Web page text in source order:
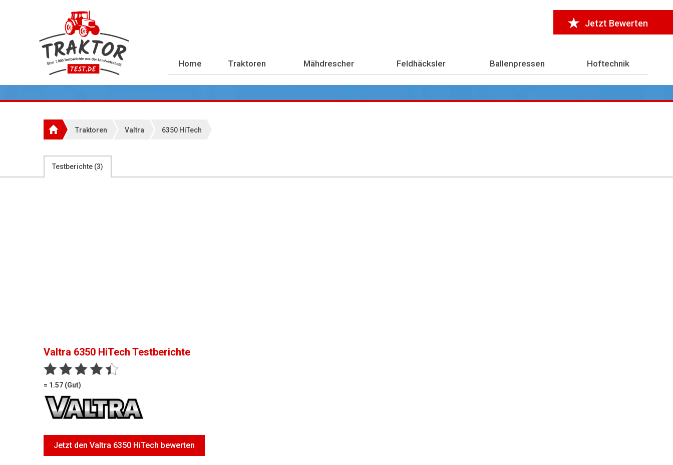
Jetzt Bewerten
Home Traktoren Mähdrescher Feldhäcksler Ballenpressen Hoftechnik
Traktoren Valtra 6350 HiTech
Testberichte (3)
Valtra 6350 HiTech Testberichte
= 1.57 (Gut)
Jetzt den Valtra 6350 HiTech bewerten